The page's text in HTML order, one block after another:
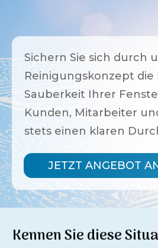
Sichern Sie sich durch
Reinigungskonzept
Sauberkeit Ihrer
Kunden, Mitarbeiter
stets einen klaren
JETZT ANGEBOT
Kennen Sie diese